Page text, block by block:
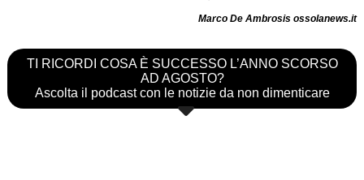
Marco De Ambrosis ossolanews.it
TI RICORDI COSA È SUCCESSO L’ANNO SCORSO
AD AGOSTO?
Ascolta il podcast con le notizie da non dimenticare